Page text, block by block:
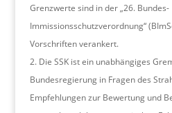
Grenzwerte sind in der „26. Bundes-
Immissionsschutzverordnung“
Vorschriften verankert.
Die SSK ist ein unabhängiges
Bundesregierung in Fragen des
Empfehlungen zur Bewertung und